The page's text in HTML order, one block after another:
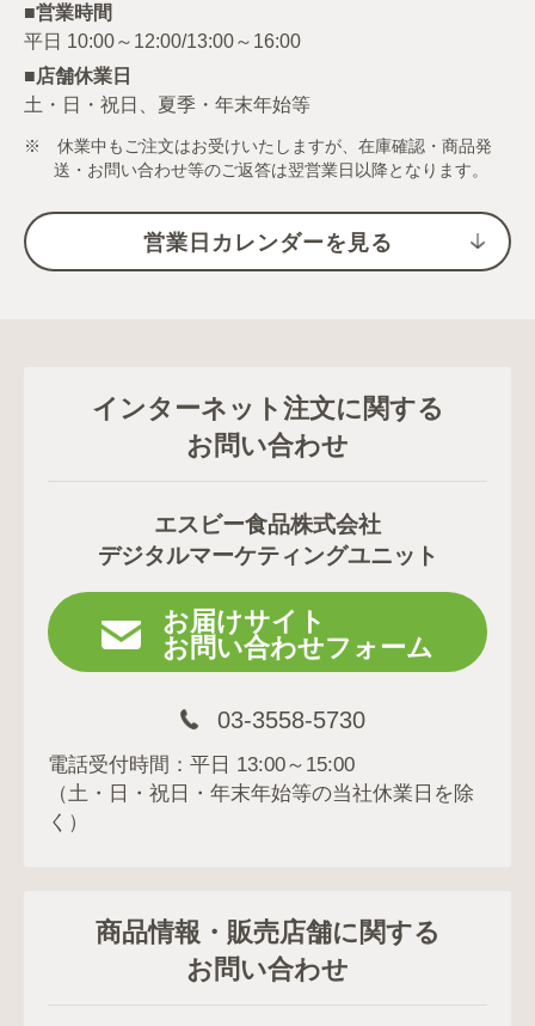
■営業時間
■店舗休業日
土・日・祝日、夏季・年末年始等
※ 休業中もご注文はお受けいたしますが、在庫確認・商品発
送・お問い合わせ等のご返答は翌営業日以降となります。
営業日カレンダーを見る
インターネット注文に関する
お問い合わせ
エスビー食品株式会社
デジタルマーケティングユニット
お届けサイト
お問い合わせフォーム
03-3558-5730
電話受付時間：平日 13:00～15:00
（土・日・祝日・年末年始等の当社休業日を除
く）
商品情報・販売店舗に関する
お問い合わせ